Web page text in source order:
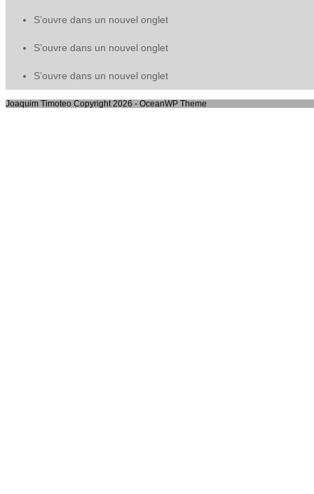
S’ouvre dans un nouvel onglet
S’ouvre dans un nouvel onglet
S’ouvre dans un nouvel onglet
Joaquim Timoteo Copyright 2026 - OceanWP Theme